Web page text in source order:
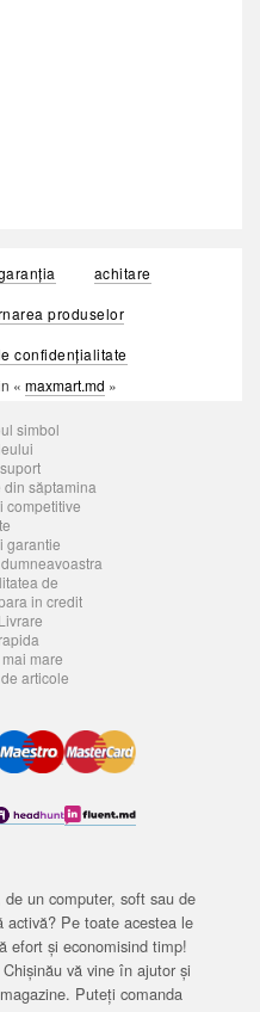
achitare
produselor
confidențialitate
« maxmart.md »
simbol
din săptamina
competitive
garantie
de
in credit
Livrare
rapida
mare
articole
un computer, soft sau de
activă? Pe toate acestea le
efort și economisind timp!
vă vine în ajutor și
Puteți comanda